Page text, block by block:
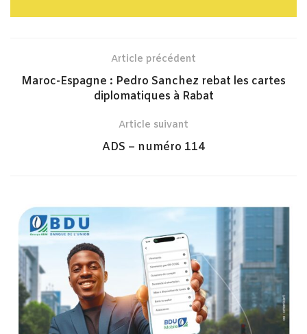
Article précédent
Maroc-Espagne : Pedro Sanchez rebat les cartes
diplomatiques à Rabat
Article suivant
ADS – numéro 114